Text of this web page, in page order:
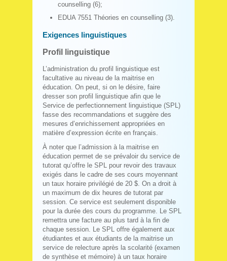
counselling (6);
EDUA 7551 Théories en counselling (3).
Exigences linguistiques
Profil linguistique
L’administration du profil linguistique est
facultative au niveau de la maitrise en
éducation. On peut, si on le désire, faire
dresser son profil linguistique afin que le
Service de perfectionnement linguistique (SPL)
fasse des recommandations et suggère des
mesures d’enrichissement appropriées en
matière d’expression écrite en français.
À noter que l’admission à la maitrise en
éducation permet de se prévaloir du service de
tutorat qu’offre le SPL pour revoir des travaux
exigés dans le cadre de ses cours moyennant
un taux horaire privilégié de 20 $. On a droit à
un maximum de dix heures de tutorat par
session. Ce service est seulement disponible
pour la durée des cours du programme. Le SPL
remettra une facture au plus tard à la fin de
chaque session. Le SPL offre également aux
étudiantes et aux étudiants de la maitrise un
service de relecture après la scolarité (examen
de synthèse et mémoire) à un taux horaire